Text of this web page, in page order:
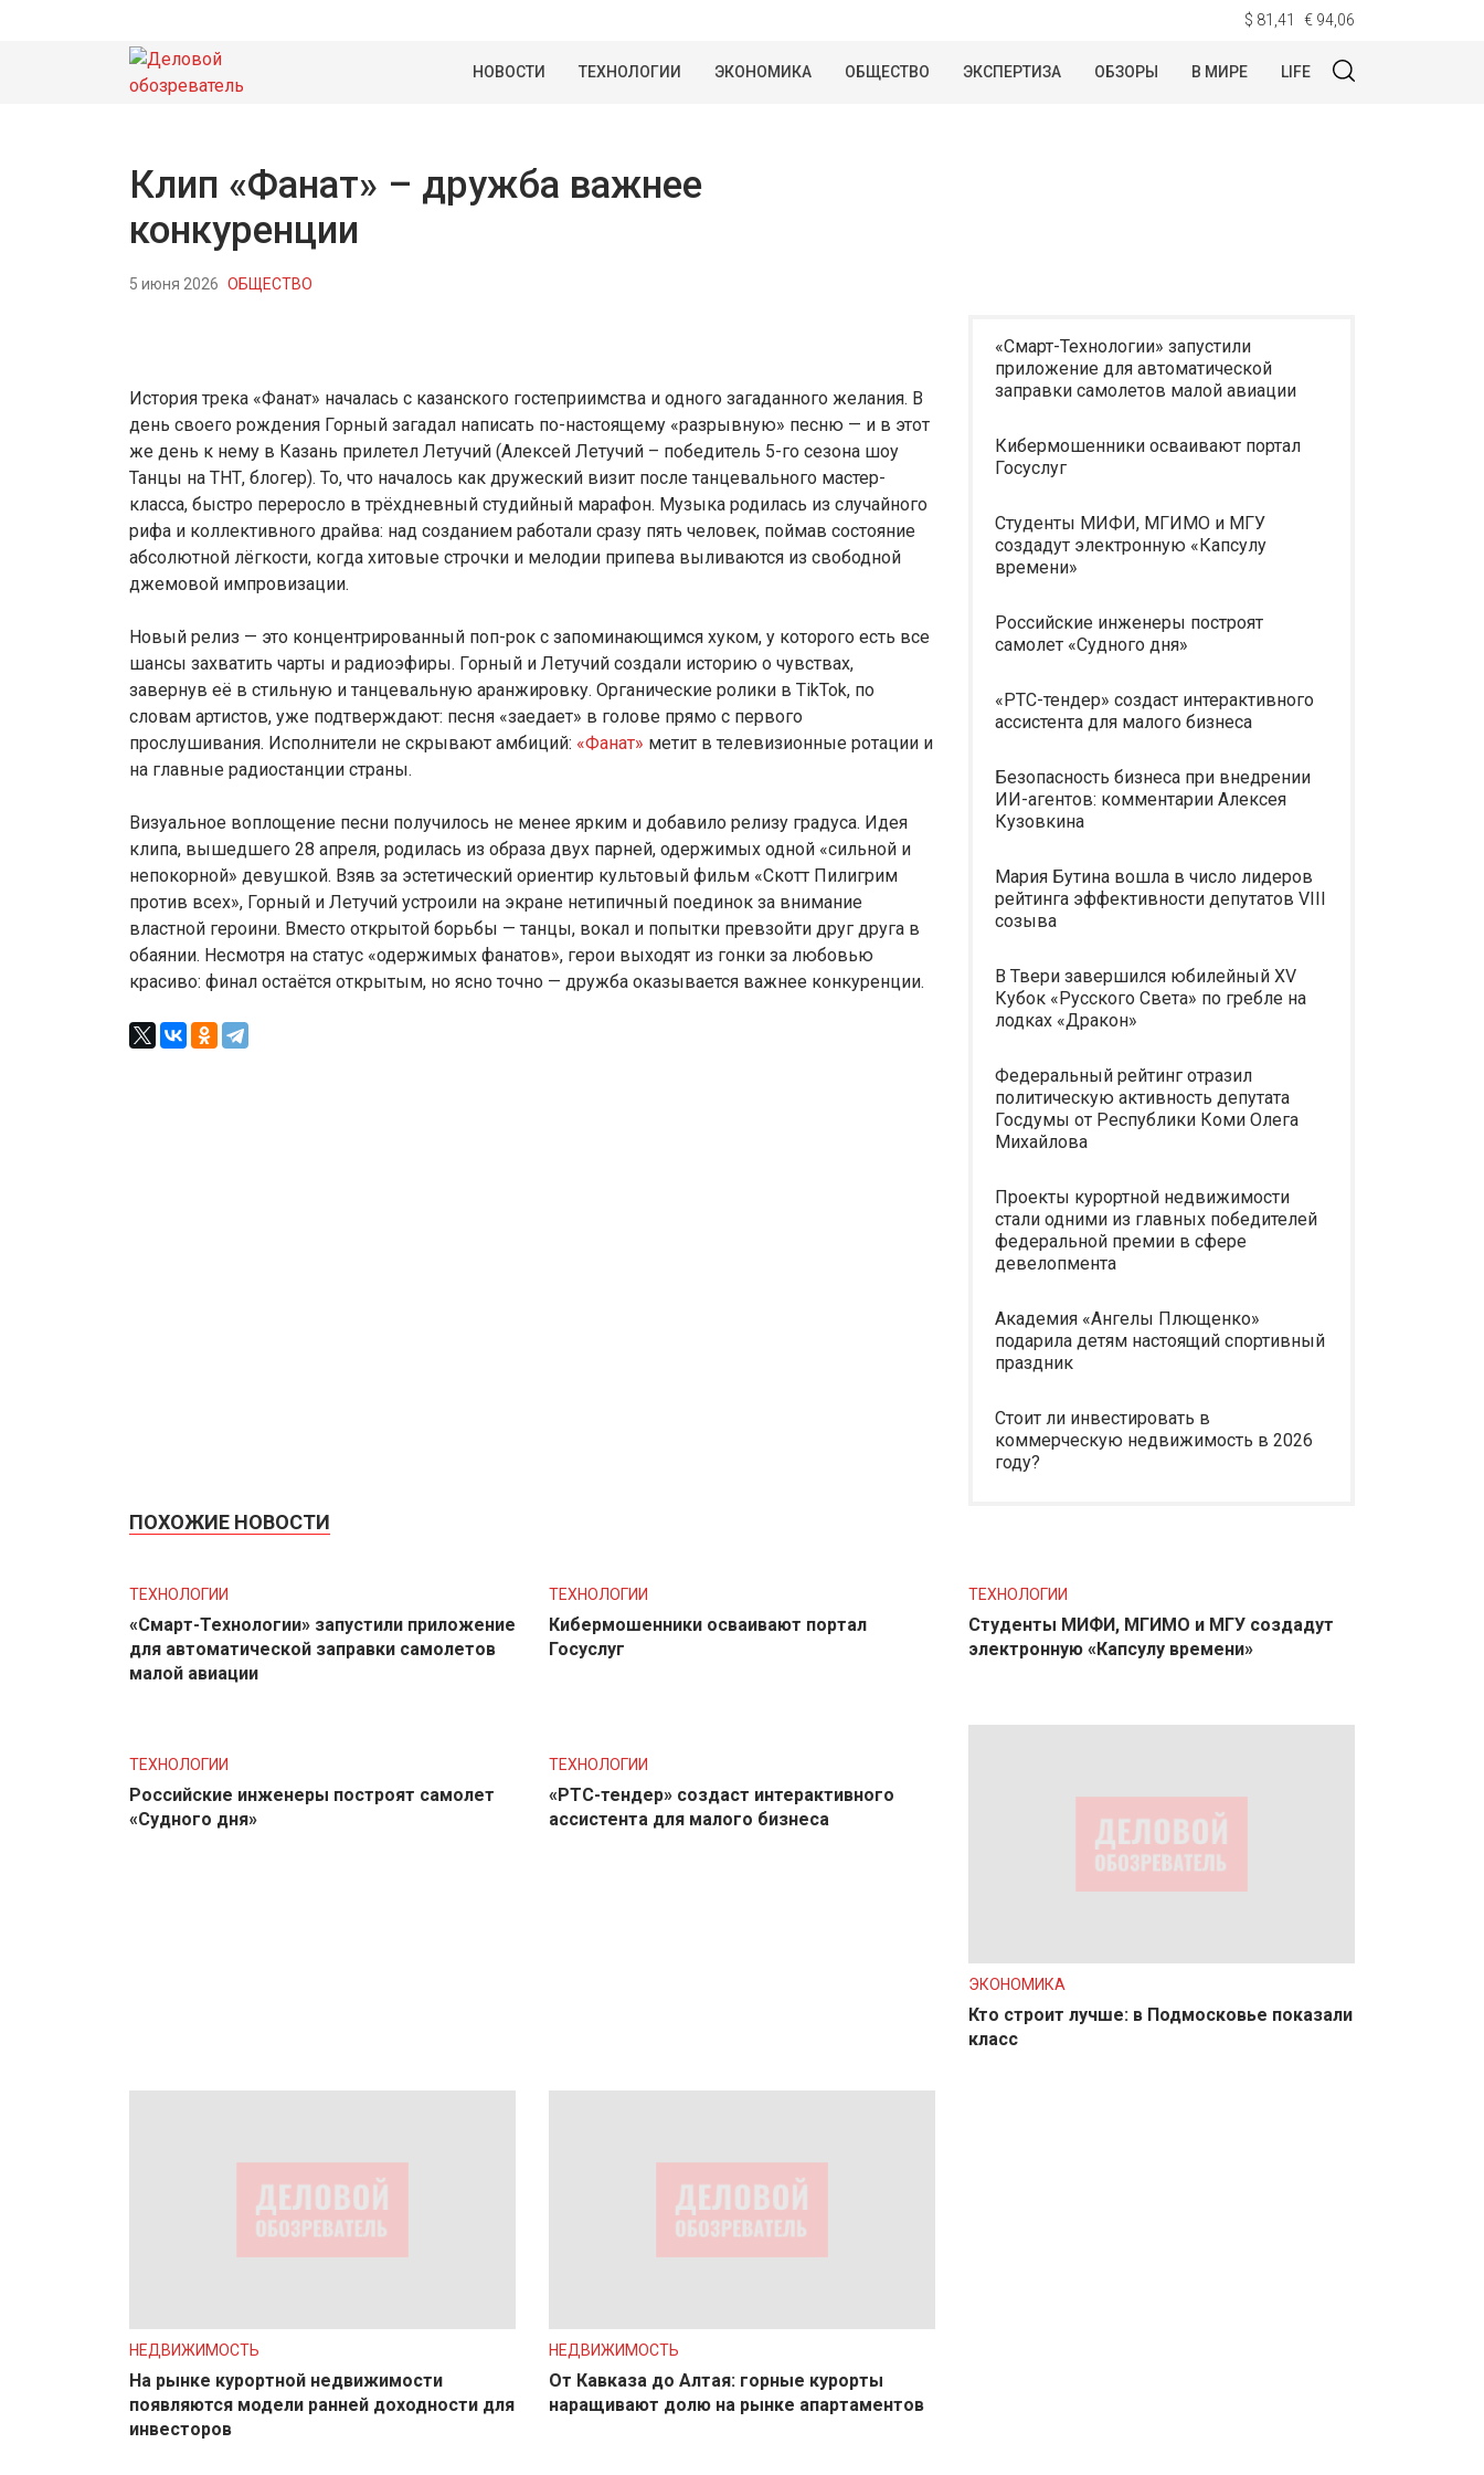
$ 81,41 € 94,06
НОВОСТИ ТЕХНОЛОГИИ ЭКОНОМИКА ОБЩЕСТВО ЭКСПЕРТИЗА ОБЗОРЫ В МИРЕ LIFE
Клип «Фанат» – дружба важнее
конкуренции
5 июня 2026 ОБЩЕСТВО
История трека «Фанат» началась с казанского гостеприимства и одного загаданного желания. В
день своего рождения Горный загадал написать по-настоящему «разрывную» песню — и в этот
же день к нему в Казань прилетел Летучий (Алексей Летучий – победитель 5-го сезона шоу
Танцы на ТНТ, блогер). То, что началось как дружеский визит после танцевального мастер-
класса, быстро переросло в трёхдневный студийный марафон. Музыка родилась из случайного
рифа и коллективного драйва: над созданием работали сразу пять человек, поймав состояние
абсолютной лёгкости, когда хитовые строчки и мелодии припева выливаются из свободной
джемовой импровизации.
Новый релиз — это концентрированный поп-рок с запоминающимся хуком, у которого есть все
шансы захватить чарты и радиоэфиры. Горный и Летучий создали историю о чувствах,
завернув её в стильную и танцевальную аранжировку. Органические ролики в TikTok, по
словам артистов, уже подтверждают: песня «заедает» в голове прямо с первого
прослушивания. Исполнители не скрывают амбиций: «Фанат» метит в телевизионные ротации и
на главные радиостанции страны.
Визуальное воплощение песни получилось не менее ярким и добавило релизу градуса. Идея
клипа, вышедшего 28 апреля, родилась из образа двух парней, одержимых одной «сильной и
непокорной» девушкой. Взяв за эстетический ориентир культовый фильм «Скотт Пилигрим
против всех», Горный и Летучий устроили на экране нетипичный поединок за внимание
властной героини. Вместо открытой борьбы — танцы, вокал и попытки превзойти друг друга в
обаянии. Несмотря на статус «одержимых фанатов», герои выходят из гонки за любовью
красиво: финал остаётся открытым, но ясно точно — дружба оказывается важнее конкуренции.
«Смарт-Технологии» запустили
приложение для автоматической
заправки самолетов малой авиации
Кибермошенники осваивают портал
Госуслуг
Студенты МИФИ, МГИМО и МГУ
создадут электронную «Капсулу
времени»
Российские инженеры построят
самолет «Судного дня»
«РТС-тендер» создаст интерактивного
ассистента для малого бизнеса
Безопасность бизнеса при внедрении
ИИ-агентов: комментарии Алексея
Кузовкина
Мария Бутина вошла в число лидеров
рейтинга эффективности депутатов VIII
созыва
В Твери завершился юбилейный XV
Кубок «Русского Света» по гребле на
лодках «Дракон»
Федеральный рейтинг отразил
политическую активность депутата
Госдумы от Республики Коми Олега
Михайлова
Проекты курортной недвижимости
стали одними из главных победителей
федеральной премии в сфере
девелопмента
Академия «Ангелы Плющенко»
подарила детям настоящий спортивный
праздник
Стоит ли инвестировать в
коммерческую недвижимость в 2026
году?
ПОХОЖИЕ НОВОСТИ
ТЕХНОЛОГИИ
«Смарт-Технологии» запустили приложение
для автоматической заправки самолетов
малой авиации
ТЕХНОЛОГИИ
Кибермошенники осваивают портал
Госуслуг
ТЕХНОЛОГИИ
Студенты МИФИ, МГИМО и МГУ создадут
электронную «Капсулу времени»
ТЕХНОЛОГИИ
Российские инженеры построят самолет
«Судного дня»
ТЕХНОЛОГИИ
«РТС-тендер» создаст интерактивного
ассистента для малого бизнеса
ЭКОНОМИКА
Кто строит лучше: в Подмосковье показали
класс
НЕДВИЖИМОСТЬ
На рынке курортной недвижимости
появляются модели ранней доходности для
инвесторов
НЕДВИЖИМОСТЬ
От Кавказа до Алтая: горные курорты
наращивают долю на рынке апартаментов